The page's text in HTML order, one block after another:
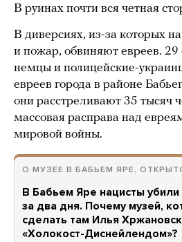
В руинах почти вся четная
В диверсиях, из-за которых
и пожар, обвиняют евреев. 29
немцы и полицейские-
евреев города в районе
они расстреливают 35 тысяч
массовая расправа над
мировой войны.
О МУЗЕЕ В БАБЬЕМ ЯРЕ,
В Бабьем Яре нацисты
за два дня. Почему музей,
сделать там Илья
«Холокост-Диснейлендом»?